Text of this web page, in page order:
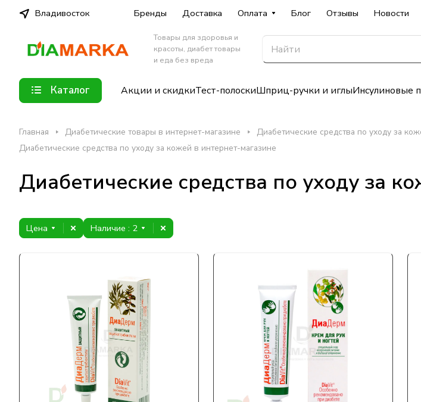
Владивосток Бренды Доставка Оплата Блог Отзывы Новости
Товары для здоровья и
красоты, диабет товары
и еда без вреда
Каталог Акции и скидкиТест-полоскиШприц-ручки и иглыИнсулиновые
Главная Диабетические товары в интернет-магазине
Диабетические средства по уходу за
Диабетические средства по уходу за кожей в интернет-магазине
Диабетические средства по уходу за
Цена Наличие : 2